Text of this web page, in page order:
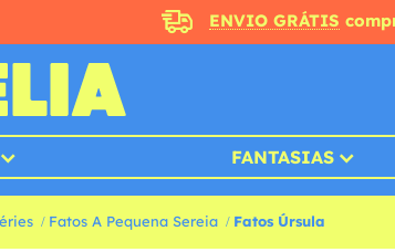
ENVIO GRÁTIS
FANTASIAS
Fatos A Pequena Sereia Fatos Úrsula